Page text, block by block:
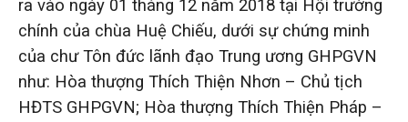
ra vào ngày 01 tháng 12 năm 2018 tại Hội trường
chính của chùa Huệ Chiếu, dưới sự chứng minh
của chư Tôn đức lãnh đạo Trung ương GHPGVN
như: Hòa thượng Thích Thiện Nhơn – Chủ tịch
HĐTS GHPGVN; Hòa thượng Thích Thiện Pháp –